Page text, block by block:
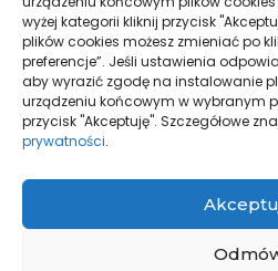
wyżej kategorii kliknij przycisk
plików cookies możesz zmieniać po
preferencje”. Jeśli ustawienia
aby wyrazić zgodę na instalowanie
urządzeniu końcowym w wybranym
przycisk "Akceptuję". Szczegółowe
prywatności.
Brandbook a księga znaku:
różnice i zastosowanie